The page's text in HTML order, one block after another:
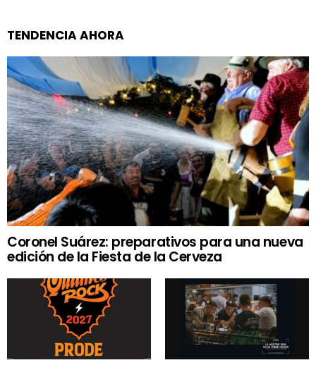
TENDENCIA AHORA
Coronel Suárez: preparativos para una nueva
edición de la Fiesta de la Cerveza